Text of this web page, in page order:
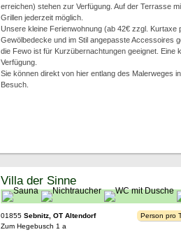
erreichen) stehen zur Verfügung. Auf der Terrasse
Grillen jederzeit möglich.
Unsere kleine Ferienwohnung (ab 42€ zzgl.
Gewölbedecke und im Stil angepasste Accessoires
die Fewo ist für Kurzübernachtungen geeignet.
Verfügung.
Sie können direkt von hier entlang des Malerweges
Besuch.
Villa der Sinne
01855 Sebnitz, OT Altendorf
Zum Hegebusch 1 a
Person pro